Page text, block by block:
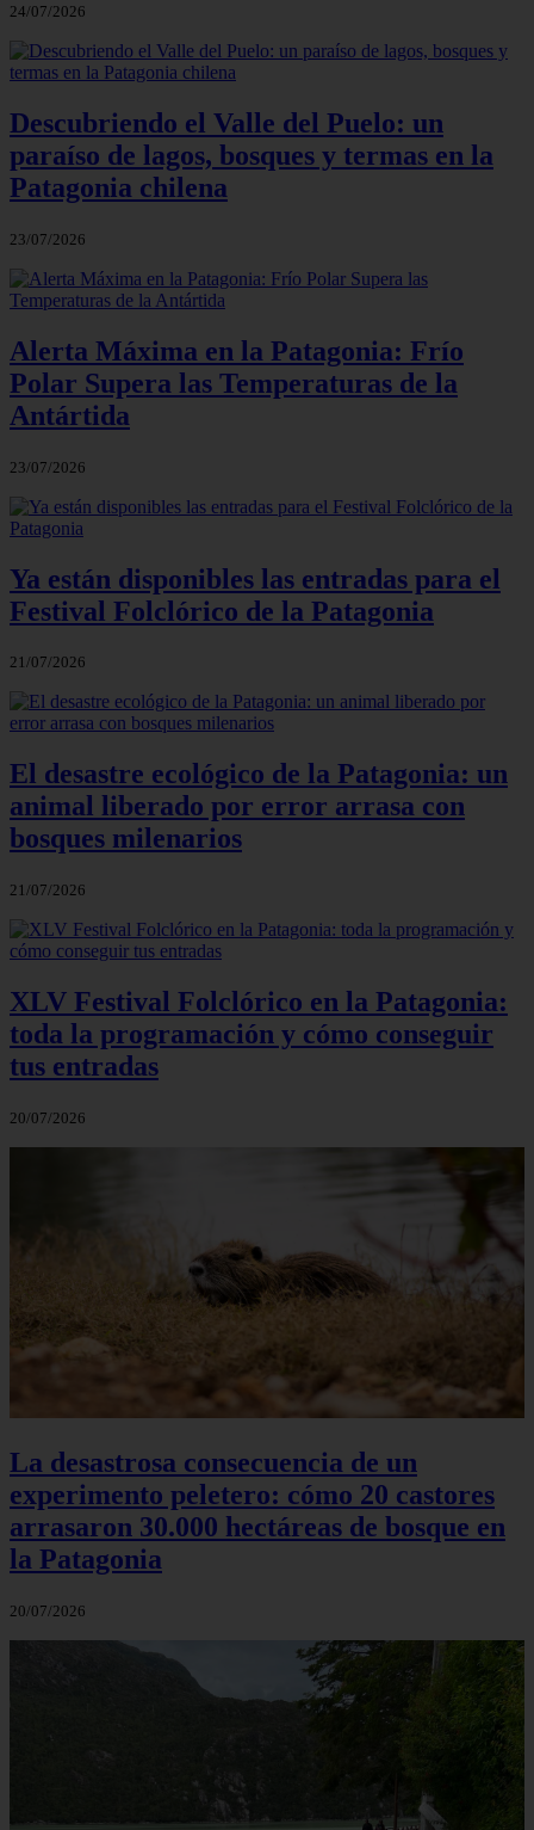
24/07/2026
Descubriendo el Valle del Puelo: un
paraíso de lagos, bosques y termas en la
Patagonia chilena
23/07/2026
Alerta Máxima en la Patagonia: Frío
Polar Supera las Temperaturas de la
Antártida
23/07/2026
Ya están disponibles las entradas para el
Festival Folclórico de la Patagonia
21/07/2026
El desastre ecológico de la Patagonia: un
animal liberado por error arrasa con
bosques milenarios
21/07/2026
XLV Festival Folclórico en la Patagonia:
toda la programación y cómo conseguir
tus entradas
20/07/2026
La desastrosa consecuencia de un
experimento peletero: cómo 20 castores
arrasaron 30.000 hectáreas de bosque en
la Patagonia
20/07/2026